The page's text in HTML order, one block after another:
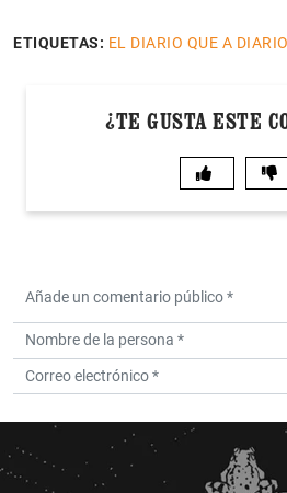
ETIQUETAS: EL DIARIO QUE A DIARIO
¿TE GUSTA ESTE